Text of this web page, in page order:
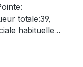
totale:39,
habituelle